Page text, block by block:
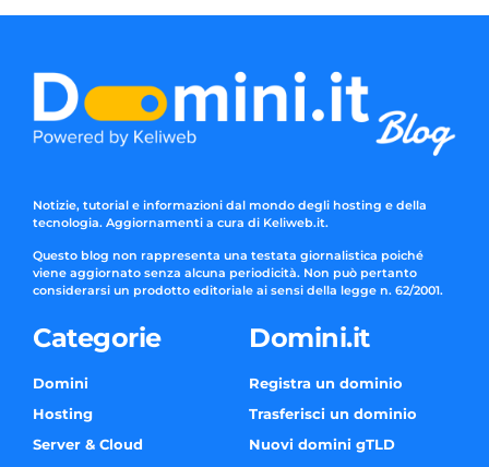
Notizie, tutorial e informazioni dal mondo degli hosting e della
tecnologia. Aggiornamenti a cura di Keliweb.it.
Questo blog non rappresenta una testata giornalistica poiché
viene aggiornato senza alcuna periodicità. Non può pertanto
considerarsi un prodotto editoriale ai sensi della legge n. 62/2001.
Categorie
Domini
Hosting
Server & Cloud
Domini.it
Registra un dominio
Trasferisci un dominio
Nuovi domini gTLD